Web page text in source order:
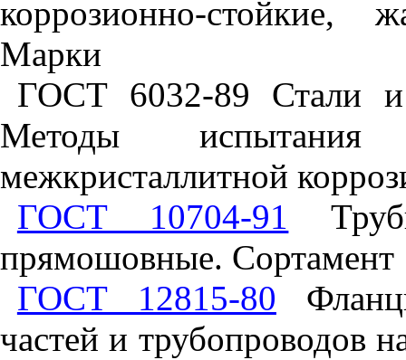
коррозионно-стойкие,
Марки
ГОСТ 6032-89 Стали и
Методы
межкристаллитной
ГОСТ 10704-91
прямошовные. Сортамент
ГОСТ 12815-80
частей и трубопроводов